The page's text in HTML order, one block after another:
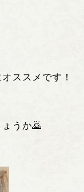
ススメです！
うか🙇